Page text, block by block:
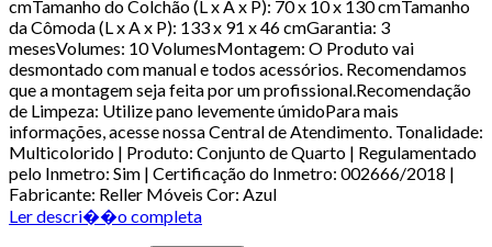
cmTamanho do Colchão (L x A x P): 70 x 10 x 130 cmTamanho
da Cômoda (L x A x P): 133 x 91 x 46 cmGarantia: 3
mesesVolumes: 10 VolumesMontagem: O Produto vai
desmontado com manual e todos acessórios. Recomendamos
que a montagem seja feita por um profissional.Recomendação
de Limpeza: Utilize pano levemente úmidoPara mais
informações, acesse nossa Central de Atendimento. Tonalidade:
Multicolorido | Produto: Conjunto de Quarto | Regulamentado
pelo Inmetro: Sim | Certificação do Inmetro: 002666/2018 |
Fabricante: Reller Móveis Cor: Azul
Ler descri��o completa